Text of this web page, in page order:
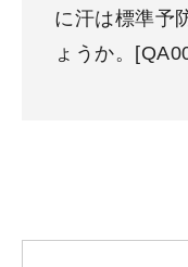
に汗は標準予
ょうか。